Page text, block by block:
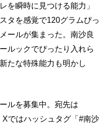
を瞬時に見つける能力」
タを感覚で120グラムぴっ
ールが集まった。南沙良
ルックでぴったり入れら
たな特殊能力も明かし
ルを募集中。宛先は
Xではハッシュタグ「#南沙